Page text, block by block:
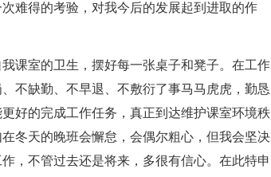
难得的考验，对我今后的发展起到进取的作
课室的卫生，摆好每一张桌子和凳子。在工作
不缺勤、不早退、不敷衍了事马马虎虎，勤恳
好的完成工作任务，真正到达维护课室环境秩
冬天的晚班会懈怠，会偶尔粗心，但我会坚决
，不管过去还是将来，多很有信心。在此特申